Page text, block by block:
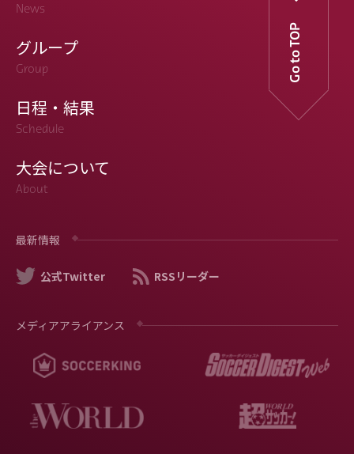
News
グループ
Group
日程・結果
Schedule
大会について
About
最新情報
公式Twitter RSSリーダー
メディアアライアンス
Go to TOP